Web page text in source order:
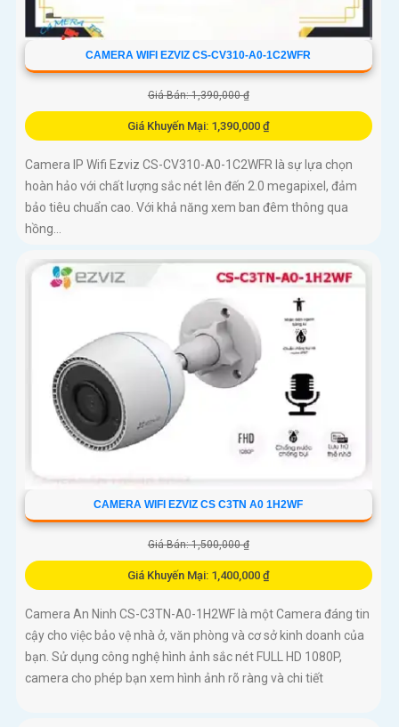
CAMERA WIFI EZVIZ CS-CV310-A0-1C2WFR
Giá Bán: 1,390,000 ₫
Giá Khuyến Mại: 1,390,000 ₫
Camera IP Wifi Ezviz CS-CV310-A0-1C2WFR là sự lựa chọn
hoàn hảo với chất lượng sắc nét lên đến 2.0 megapixel, đảm
bảo tiêu chuẩn cao. Với khả năng xem ban đêm thông qua
hồng...
CAMERA WIFI EZVIZ CS C3TN A0 1H2WF
Giá Bán: 1,500,000 ₫
Giá Khuyến Mại: 1,400,000 ₫
Camera An Ninh CS-C3TN-A0-1H2WF là một Camera đáng tin
cậy cho việc bảo vệ nhà ở, văn phòng và cơ sở kinh doanh của
bạn. Sử dụng công nghệ hình ảnh sắc nét FULL HD 1080P,
camera cho phép bạn xem hình ảnh rõ ràng và chi tiết